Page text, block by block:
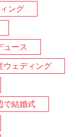
ング
ュース
ウェディング
で結婚式